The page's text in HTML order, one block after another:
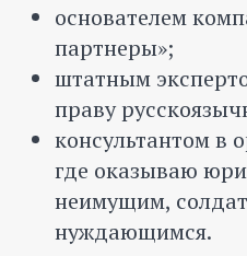
основателем
партнеры»;
штатным
праву
консультантом в
где оказываю
неимущим,
нуждающимся.